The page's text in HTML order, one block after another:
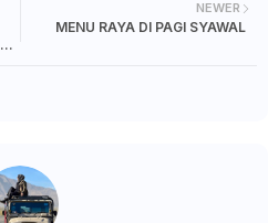
NEWER
MENU RAYA DI PAGI SYAWAL